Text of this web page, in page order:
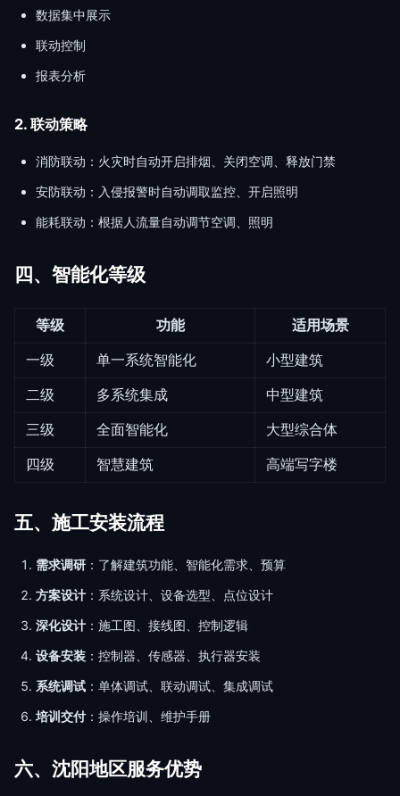
数据集中展示
联动控制
报表分析
2. 联动策略
消防联动：火灾时自动开启排烟、关闭空调、释放门禁
安防联动：入侵报警时自动调取监控、开启照明
能耗联动：根据人流量自动调节空调、照明
四、智能化等级
等级 功能
适用场景
一级
单一系统智能化
小型建筑
二级
多系统集成
中型建筑
三级
全面智能化
大型综合体
四级
智慧建筑 高端写字楼
五、施工安装流程
需求调研 ：了解建筑功能、智能化需求、预算
方案设计 ：系统设计、设备选型、点位设计
深化设计 ：施工图、接线图、控制逻辑
设备安装 ：控制器、传感器、执行器安装
系统调试 ：单体调试、联动调试、集成调试
培训交付：操作培训、维护手册
六、沈阳地区服务优势